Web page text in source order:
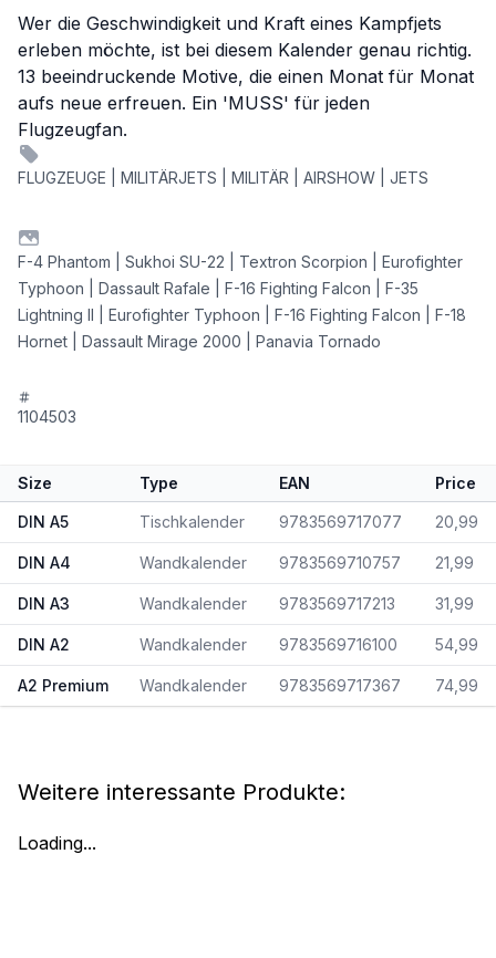
Wer die Geschwindigkeit und Kraft eines Kampfjets
erleben möchte, ist bei diesem Kalender genau richtig.
13 beeindruckende Motive, die einen Monat für Monat
aufs neue erfreuen. Ein 'MUSS' für jeden
Flugzeugfan.
FLUGZEUGE | MILITÄRJETS | MILITÄR | AIRSHOW | JETS
F-4 Phantom | Sukhoi SU-22 | Textron Scorpion | Eurofighter
Typhoon | Dassault Rafale | F-16 Fighting Falcon | F-35
Lightning II | Eurofighter Typhoon | F-16 Fighting Falcon | F-18
Hornet | Dassault Mirage 2000 | Panavia Tornado
1104503
Size Type EAN Price
DIN A5 Tischkalender 9783569717077 20,99
DIN A4 Wandkalender 9783569710757 21,99
DIN A3 Wandkalender 9783569717213 31,99
DIN A2 Wandkalender 9783569716100 54,99
A2 Premium Wandkalender 9783569717367 74,99
Weitere interessante Produkte:
Loading...